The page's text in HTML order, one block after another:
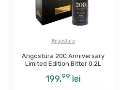
Angostura
Angostura 200 Anniversary
Limited Edition Bitter 0.2L
199,99 lei